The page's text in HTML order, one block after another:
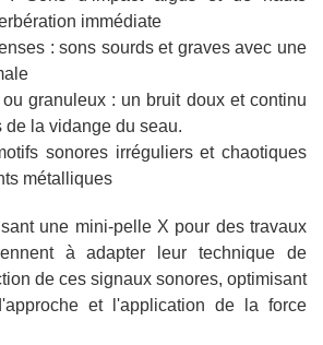
immédiate
: sons sourds et graves avec une
granuleux : un bruit doux et continu
de la vidange du seau.
sonores irréguliers et chaotiques
métalliques
une mini-pelle X pour des travaux
à adapter leur technique de
de ces signaux sonores, optimisant
et l'application de la force